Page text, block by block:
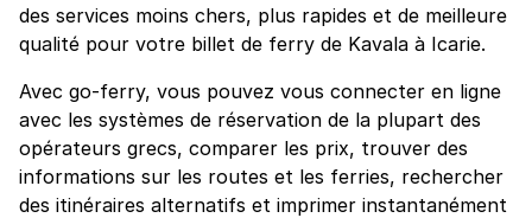
des services moins chers, plus rapides et de meilleure
qualité pour votre billet de ferry de Kavala à Icarie.
Avec go-ferry, vous pouvez vous connecter en ligne
avec les systèmes de réservation de la plupart des
opérateurs grecs, comparer les prix, trouver des
informations sur les routes et les ferries, rechercher
des itinéraires alternatifs et imprimer instantanément